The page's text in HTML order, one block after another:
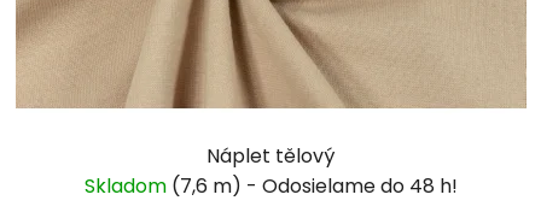
Náplet tělový
Skladom (7,6 m)